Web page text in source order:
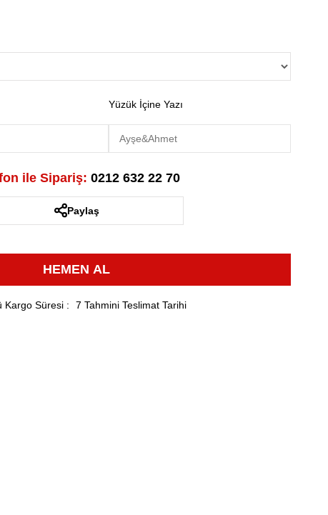
Yüzük İçine Yazı
ile Sipariş: 0212 632 22 70
Paylaş
Kargo Süresi : 7 Tahmini Teslimat Tarihi